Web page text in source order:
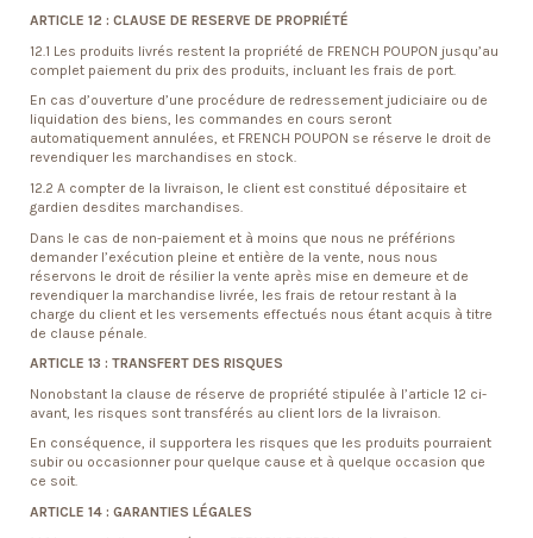
ARTICLE 12 : CLAUSE DE RESERVE DE PROPRIÉTÉ
12.1 Les produits livrés restent la propriété de FRENCH POUPON jusqu’au
complet paiement du prix des produits, incluant les frais de port.
En cas d’ouverture d’une procédure de redressement judiciaire ou de
liquidation des biens, les commandes en cours seront
automatiquement annulées, et FRENCH POUPON se réserve le droit de
revendiquer les marchandises en stock.
12.2 A compter de la livraison, le client est constitué dépositaire et
gardien desdites marchandises.
Dans le cas de non-paiement et à moins que nous ne préférions
demander l’exécution pleine et entière de la vente, nous nous
réservons le droit de résilier la vente après mise en demeure et de
revendiquer la marchandise livrée, les frais de retour restant à la
charge du client et les versements effectués nous étant acquis à titre
de clause pénale.
ARTICLE 13 : TRANSFERT DES RISQUES
Nonobstant la clause de réserve de propriété stipulée à l’article 12 ci-
avant, les risques sont transférés au client lors de la livraison.
En conséquence, il supportera les risques que les produits pourraient
subir ou occasionner pour quelque cause et à quelque occasion que
ce soit.
ARTICLE 14 : GARANTIES LÉGALES